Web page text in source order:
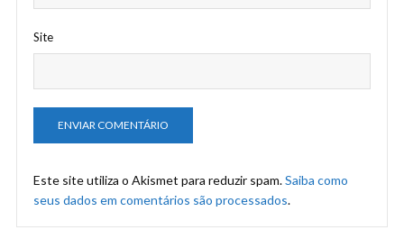
Site
Este site utiliza o Akismet para reduzir spam.Saiba como
seus dados em comentários são processados.